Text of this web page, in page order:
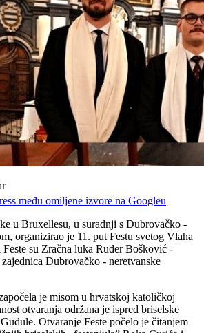
među omiljene izvore na Googleu
u Bruxellesu, u suradnji s Dubrovačko -
organizirao je 11. put Festu svetog Vlaha
su Zračna luka Ruđer Bošković -
Dubrovačko - neretvanske
je misom u hrvatskoj katoličkoj
otvaranja održana je ispred briselske
Otvaranje Feste počelo je čitanjem